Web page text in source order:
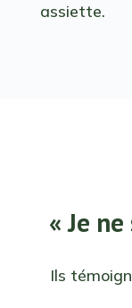
assiette.
« Je
Ils